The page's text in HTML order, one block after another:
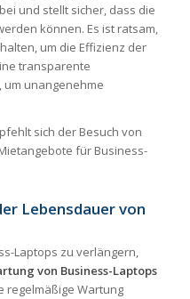
und stellt sicher, dass die
können. Es ist ratsam,
um die Effizienz der
transparente
um unangenehme
sich der Besuch von
für Business-
Lebensdauer von
Laptops zu verlängern,
von Business-Laptops
regelmäßige Wartung